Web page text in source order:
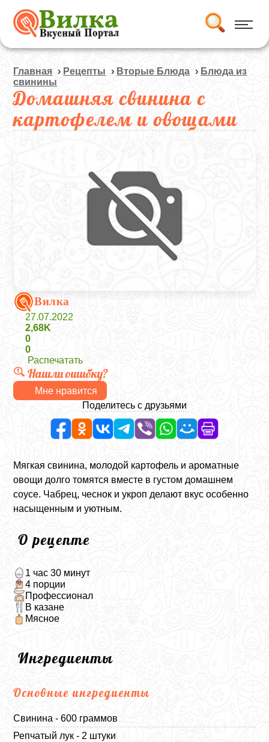
Главная › Рецепты › Вторые Блюда › Блюда из
свинины
Домашняя свинина с
картофелем и овощами
Вилка
27.07.2022
2,68K
0
0
Распечатать
Нашли ошибку?
Мне нравится
Поделитесь с друзьями
Мягкая свинина, молодой картофель и ароматные
овощи долго томятся вместе в густом домашнем
соусе. Чабрец, чеснок и укроп делают вкус особенно
насыщенным и уютным.
О рецепте
1 час 30 минут
4 порции
Профессионал
В казане
Мясное
Ингредиенты
Основные ингредиенты
Свинина - 600 граммов
Репчатый лук - 2 штуки